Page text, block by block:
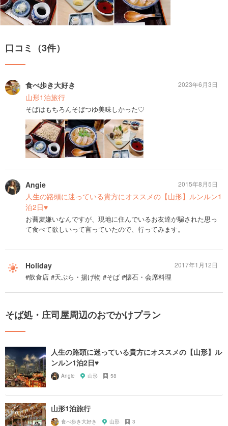
口コミ（3件）
食べ歩き大好き
山形1泊旅行
そばはもちろんそばつゆ美味しかった♡
2023年6月3日
Angie
人生の路頭に迷っている貴方にオススメの【山形】ルンルン1
泊2日♥︎
お蕎麦嫌いなんですが、現地に住んでいるお友達が騙された思っ
て食べて欲しいって言っていたので、行ってみます。
2015年8月5日
Holiday
#飲食店 #天ぷら・揚げ物 #そば #懐石・会席料理
2017年1月12日
そば処・庄司屋周辺のおでかけプラン
人生の路頭に迷っている貴方にオススメの【山形】ル
ンルン1泊2日♥︎
Angie 山形 58
山形1泊旅行
食べ歩き大好き 山形 3